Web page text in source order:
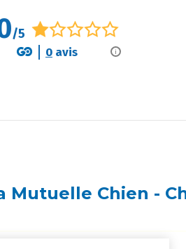
i
/5
0 avis
Chien -